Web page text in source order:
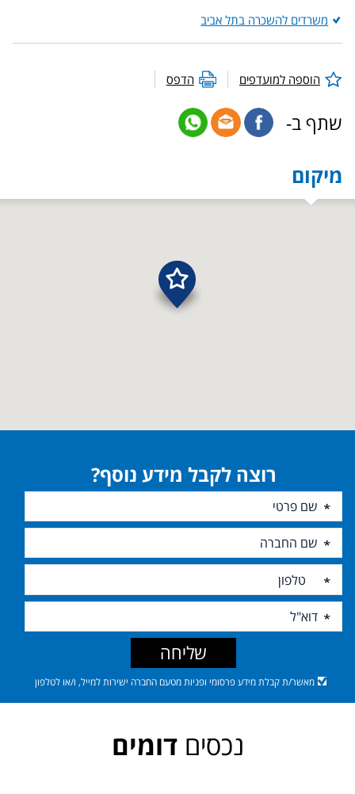
משרדים להשכרה בתל אביב
הוספה למועדפים הדפס
שתף ב-
מיקום
רוצה לקבל מידע נוסף?
מאשר/ת קבלת מידע פרסומי ופניות מטעם החברה ישירות למייל, ו/או לטלפון
שליחה
נכסיםדומים